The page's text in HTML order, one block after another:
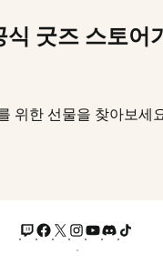
굿즈 스토어
위한 선물을 찾아보세